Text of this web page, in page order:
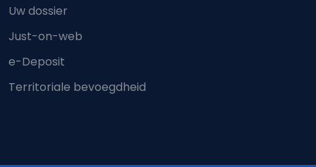
Uw dossier
Just-on-web
e-Deposit
Territoriale bevoegdheid